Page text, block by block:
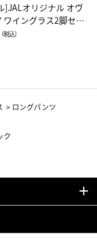
]JALオリジナル オヴ
ワイングラス2脚セッ
ワイン）
（税込）
> ロングパンツ
ク